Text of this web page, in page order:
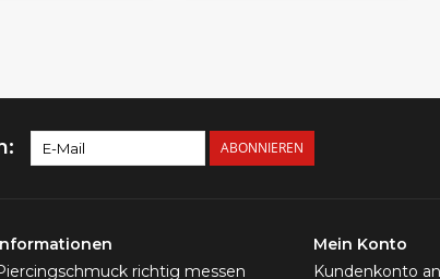
ABONNIEREN
richtig messen
Mein Konto
Kundenkonto